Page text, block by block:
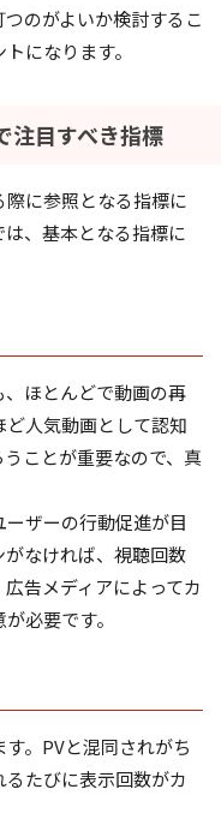
のがよいか検討するこ
になります。
注目すべき指標
に参照となる指標に
、基本となる指標に
ほとんどで動画の再
人気動画として認知
ことが重要なので、真
ザーの行動促進が目
なければ、視聴回数
告メディアによってカ
必要です。
。PVと混同されがち
たびに表示回数がカ